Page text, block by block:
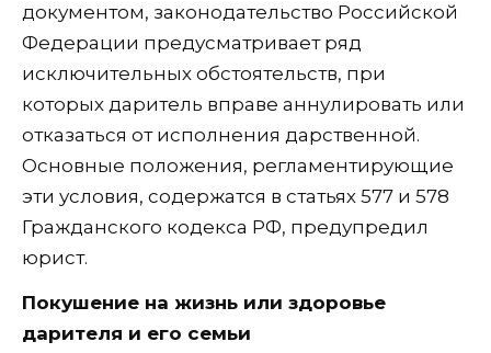
документом, законодательство Российской
Федерации предусматривает ряд
исключительных обстоятельств, при
которых даритель вправе аннулировать или
отказаться от исполнения дарственной.
Основные положения, регламентирующие
эти условия, содержатся в статьях 577 и 578
Гражданского кодекса РФ, предупредил
юрист.
Покушение на жизнь или здоровье
дарителя и его семьи